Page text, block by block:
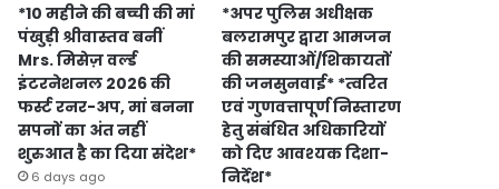
*10 महीने की बच्ची की मां
पंखुड़ी श्रीवास्तव बनीं
Mrs. मिसेज़ वर्ल्ड
इंटरनेशनल 2026 की
फर्स्ट रनर-अप, मां बनना
सपनों का अंत नहीं
शुरुआत है का दिया संदेश*
6 days ago
*अपर पुलिस अधीक्षक
बलरामपुर द्वारा आमजन
की समस्याओं/शिकायतों
की जनसुनवाई* *त्वरित
एवं गुणवत्तापूर्ण निस्तारण
हेतु संबंधित अधिकारियों
को दिए आवश्यक दिशा-
निर्देश*